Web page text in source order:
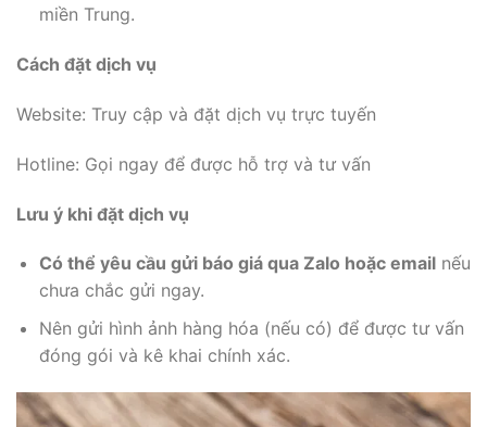
miền Trung.
Cách đặt dịch vụ
Website: Truy cập và đặt dịch vụ trực tuyến
Hotline: Gọi ngay để được hỗ trợ và tư vấn
Lưu ý khi đặt dịch vụ
Có thể yêu cầu gửi báo giá qua Zalo hoặc emailnếu
chưa chắc gửi ngay.
Nên gửi hình ảnh hàng hóa (nếu có) để được tư vấn
đóng gói và kê khai chính xác.